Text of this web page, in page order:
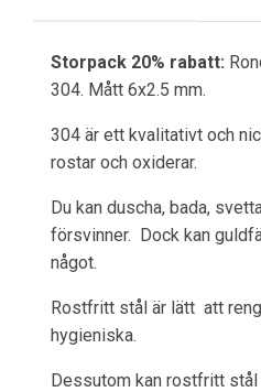
Storpack 20% rabatt:
304. Mått 6x2.5 mm.
304 är ett kvalitativt och
rostar och oxiderar.
Du kan duscha, bada,
försvinner. Dock kan
något.
Rostfritt stål är lätt att
hygieniska.
Dessutom kan rostfritt stål